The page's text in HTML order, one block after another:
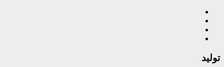
تولید